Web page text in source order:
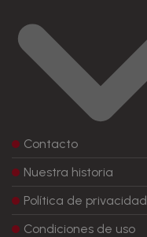
Contacto
Nuestra historia
Política de privacidad
Condiciones de uso